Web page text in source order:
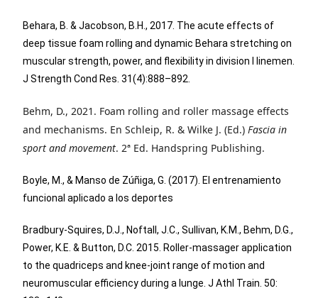
Behara, B. & Jacobson, B.H., 2017. The acute effects of
deep tissue foam rolling and dynamic Behara stretching on
muscular strength, power, and flexibility in division I linemen.
J Strength Cond Res. 31(4):888–892.
Behm, D., 2021. Foam rolling and roller massage effects
and mechanisms. En Schleip, R. & Wilke J. (Ed.)Fascia in
sport and movement. 2ª Ed. Handspring Publishing.
Boyle, M., & Manso de Zúñiga, G. (2017). El entrenamiento
funcional aplicado a los deportes
Bradbury-Squires, D.J., Noftall, J.C., Sullivan, K.M., Behm, D.G.,
Power, K.E. & Button, D.C. 2015. Roller-massager application
to the quadriceps and knee-joint range of motion and
neuromuscular efficiency during a lunge. J Athl Train. 50: